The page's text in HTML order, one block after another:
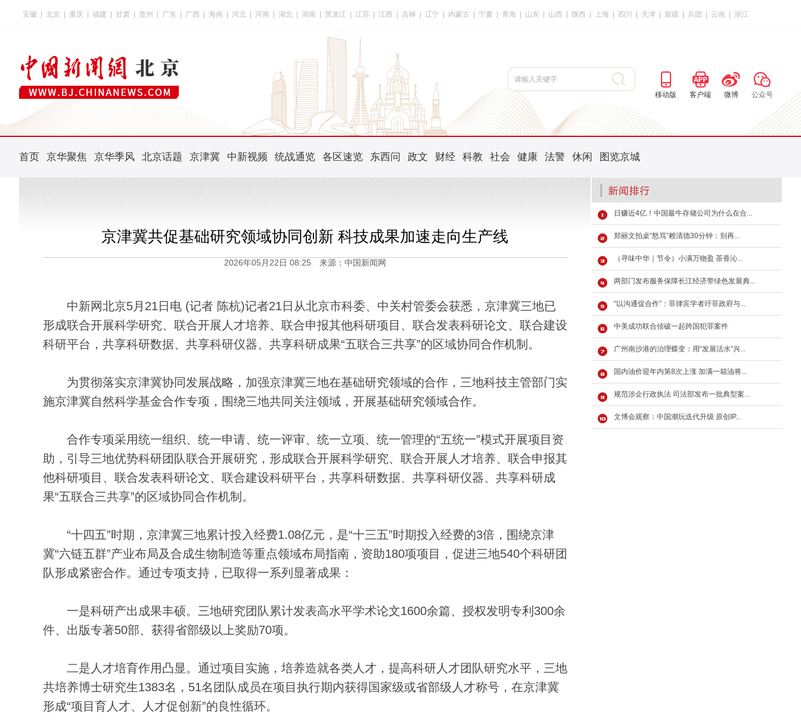
安徽 北京 重庆 福建 甘肃 贵州 广东 广西 海南 河北 河南 湖北 湖南 黑龙江 江苏 江西 吉林 辽宁 内蒙古 宁夏 青海 山东 山西 陕西 上海 四川 天津 新疆 兵团 云南 浙江
移动版 客户端 微博 公众号
首页 京华聚焦 京华季风 北京话题 京津冀 中新视频 统战通览 各区速览 东西问 政文 财经 科教 社会 健康 法警 休闲 图览京城
京津冀共促基础研究领域协同创新 科技成果加速走向生产线
2026年05月22日 08:25 来源：中国新闻网
中新网北京5月21日电 (记者 陈杭)记者21日从北京市科委、中关村管委会获悉，京津冀三地已
形成联合开展科学研究、联合开展人才培养、联合申报其他科研项目、联合发表科研论文、联合建设
科研平台，共享科研数据、共享科研仪器、共享科研成果“五联合三共享”的区域协同合作机制。
为贯彻落实京津冀协同发展战略，加强京津冀三地在基础研究领域的合作，三地科技主管部门实
施京津冀自然科学基金合作专项，围绕三地共同关注领域，开展基础研究领域合作。
合作专项采用统一组织、统一申请、统一评审、统一立项、统一管理的“五统一”模式开展项目资
助，引导三地优势科研团队联合开展研究，形成联合开展科学研究、联合开展人才培养、联合申报其
他科研项目、联合发表科研论文、联合建设科研平台，共享科研数据、共享科研仪器、共享科研成
果“五联合三共享”的区域协同合作机制。
“十四五”时期，京津冀三地累计投入经费1.08亿元，是“十三五”时期投入经费的3倍，围绕京津
冀“六链五群”产业布局及合成生物制造等重点领域布局指南，资助180项项目，促进三地540个科研团
队形成紧密合作。通过专项支持，已取得一系列显著成果：
一是科研产出成果丰硕。三地研究团队累计发表高水平学术论文1600余篇、授权发明专利300余
件、出版专著50部、获得省部级以上奖励70项。
二是人才培育作用凸显。通过项目实施，培养造就各类人才，提高科研人才团队研究水平，三地
共培养博士研究生1383名，51名团队成员在项目执行期内获得国家级或省部级人才称号，在京津冀
形成“项目育人才、人才促创新”的良性循环。
日赚近4亿！中国最牛存储公司为什么在合...
郑丽文拍桌“怒骂”赖清德30分钟：别再...
（寻味中华｜节令）小满万物盈 茶香沁...
两部门发布服务保障长江经济带绿色发展典...
“以沟通促合作”：菲律宾学者吁菲政府与...
中美成功联合侦破一起跨国犯罪案件
广州南沙港的治理蝶变：用“发展活水”兴...
国内油价迎年内第8次上涨 加满一箱油将...
规范涉企行政执法 司法部发布一批典型案...
文博会观察：中国潮玩迭代升级 原创IP...